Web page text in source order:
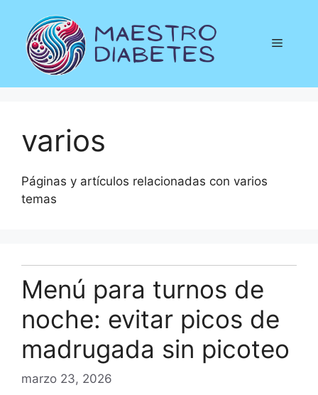
contenido
Menú
varios
Páginas y artículos relacionadas con varios
temas
Menú para turnos de
noche: evitar picos de
madrugada sin picoteo
marzo 23, 2026